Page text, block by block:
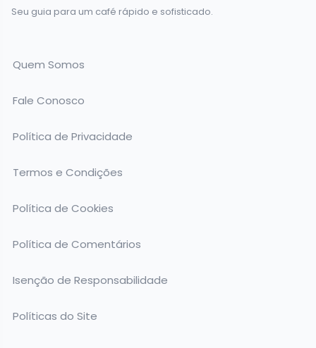
Seu guia para um café rápido e sofisticado.
Quem Somos
Fale Conosco
Política de Privacidade
Termos e Condições
Política de Cookies
Política de Comentários
Isenção de Responsabilidade
Políticas do Site